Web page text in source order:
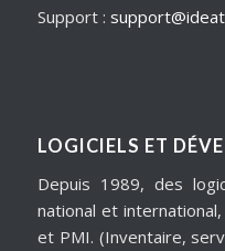
Support :
LOGICIELS ET
Depuis 1989, des
national et
et PMI. (Inventaire,